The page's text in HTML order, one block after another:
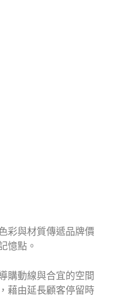
彩與材質傳遞品牌價
憶點。
購動線與合宜的空間
藉由延長顧客停留時